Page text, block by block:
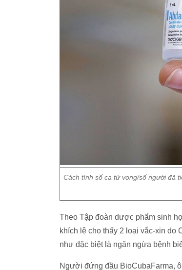
Cách tính số ca tử vong/số người đã
Theo Tập đoàn dược phẩm sinh
khích lệ cho thấy 2 loại vắc-xin do
như đặc biệt là ngăn ngừa bệnh
Người đứng đầu BioCubaFarma,